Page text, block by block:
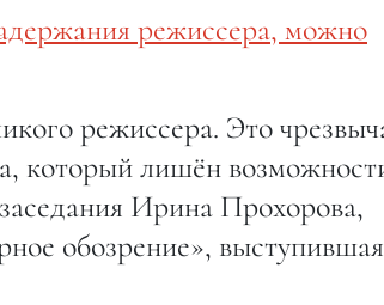
режиссера, можно
режиссера. Это
который лишён
Ирина Прохорова,
обозрение»,